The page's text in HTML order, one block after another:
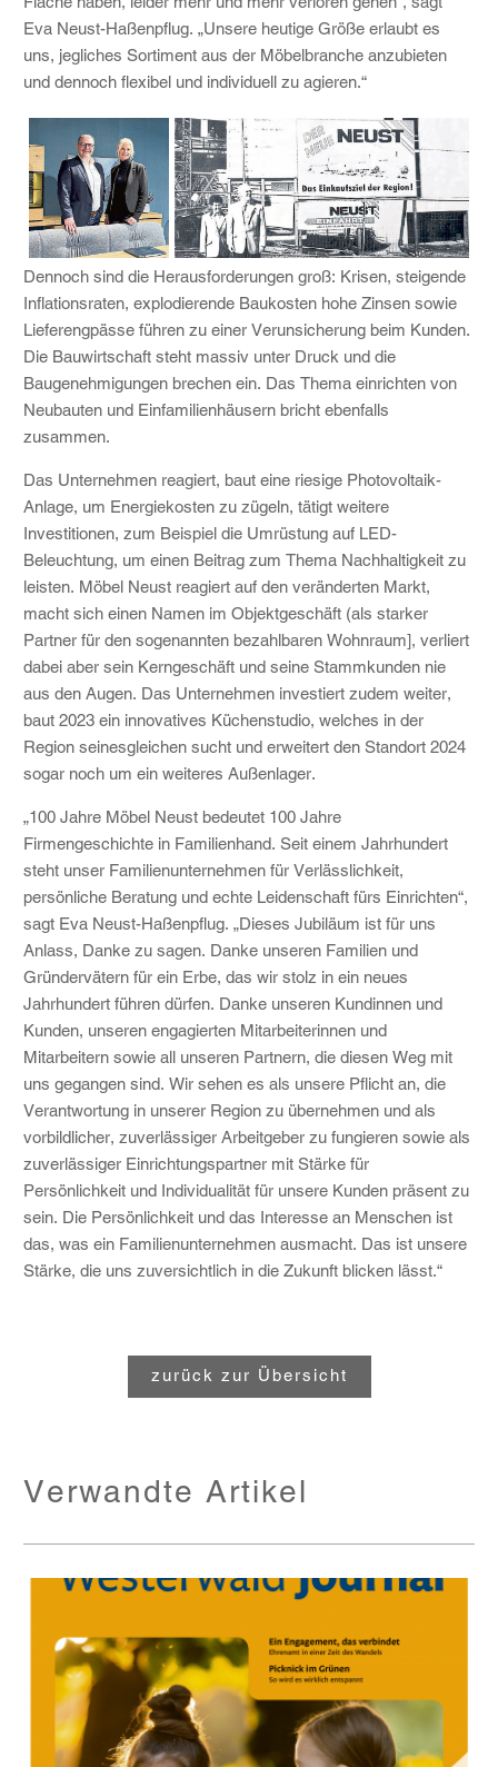
Eva Neust-Haßenpflug. „Unsere heutige Größe erlaubt es
uns, jegliches Sortiment aus der Möbelbranche anzubieten
und dennoch flexibel und individuell zu agieren.“
Dennoch sind die Herausforderungen groß: Krisen, steigende
Inflationsraten, explodierende Baukosten hohe Zinsen sowie
Lieferengpässe führen zu einer Verunsicherung beim Kunden.
Die Bauwirtschaft steht massiv unter Druck und die
Baugenehmigungen brechen ein. Das Thema einrichten von
Neubauten und Einfamilienhäusern bricht ebenfalls
zusammen.
Das Unternehmen reagiert, baut eine riesige Photovoltaik-
Anlage, um Energiekosten zu zügeln, tätigt weitere
Investitionen, zum Beispiel die Umrüstung auf LED-
Beleuchtung, um einen Beitrag zum Thema Nachhaltigkeit zu
leisten. Möbel Neust reagiert auf den veränderten Markt,
macht sich einen Namen im Objektgeschäft (als starker
Partner für den sogenannten bezahlbaren Wohnraum], verliert
dabei aber sein Kerngeschäft und seine Stammkunden nie
aus den Augen. Das Unternehmen investiert zudem weiter,
baut 2023 ein innovatives Küchenstudio, welches in der
Region seinesgleichen sucht und erweitert den Standort 2024
sogar noch um ein weiteres Außenlager.
„100 Jahre Möbel Neust bedeutet 100 Jahre
Firmengeschichte in Familienhand. Seit einem Jahrhundert
steht unser Familienunternehmen für Verlässlichkeit,
persönliche Beratung und echte Leidenschaft fürs Einrichten“,
sagt Eva Neust-Haßenpflug. „Dieses Jubiläum ist für uns
Anlass, Danke zu sagen. Danke unseren Familien und
Gründervätern für ein Erbe, das wir stolz in ein neues
Jahrhundert führen dürfen. Danke unseren Kundinnen und
Kunden, unseren engagierten Mitarbeiterinnen und
Mitarbeitern sowie all unseren Partnern, die diesen Weg mit
uns gegangen sind. Wir sehen es als unsere Pflicht an, die
Verantwortung in unserer Region zu übernehmen und als
vorbildlicher, zuverlässiger Arbeitgeber zu fungieren sowie als
zuverlässiger Einrichtungspartner mit Stärke für
Persönlichkeit und Individualität für unsere Kunden präsent zu
sein. Die Persönlichkeit und das Interesse an Menschen ist
das, was ein Familienunternehmen ausmacht. Das ist unsere
Stärke, die uns zuversichtlich in die Zukunft blicken lässt.“
zurück zur Übersicht
Verwandte Artikel